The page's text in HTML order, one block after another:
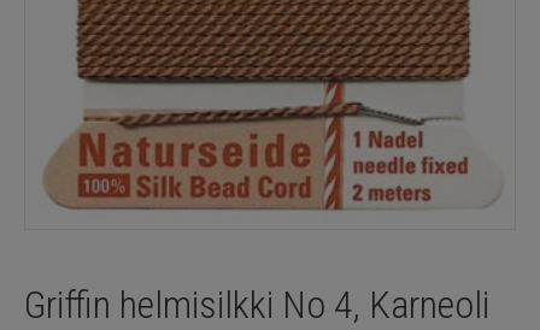
Griffin helmisilkki No 4, Karneoli